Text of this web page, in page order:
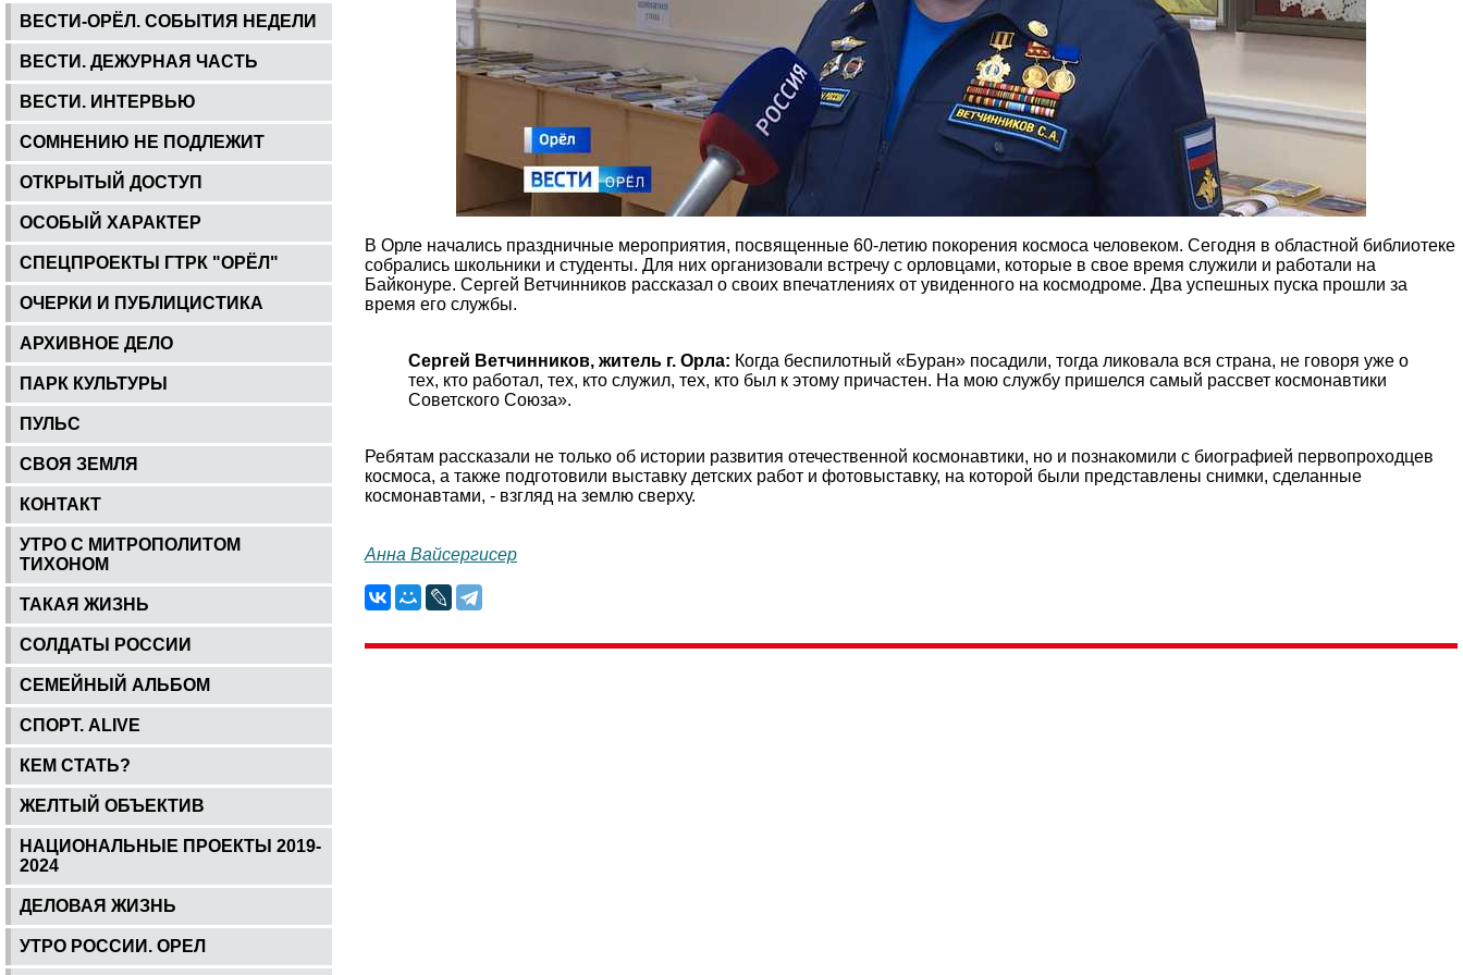
ВЕСТИ-ОРЁЛ. СОБЫТИЯ НЕДЕЛИ
ВЕСТИ. ДЕЖУРНАЯ ЧАСТЬ
ВЕСТИ. ИНТЕРВЬЮ
СОМНЕНИЮ НЕ ПОДЛЕЖИТ
ОТКРЫТЫЙ ДОСТУП
ОСОБЫЙ ХАРАКТЕР
СПЕЦПРОЕКТЫ ГТРК "ОРЁЛ"
ОЧЕРКИ И ПУБЛИЦИСТИКА
АРХИВНОЕ ДЕЛО
ПАРК КУЛЬТУРЫ
ПУЛЬС
СВОЯ ЗЕМЛЯ
КОНТАКТ
УТРО С МИТРОПОЛИТОМ
ТИХОНОМ
ТАКАЯ ЖИЗНЬ
СОЛДАТЫ РОССИИ
СЕМЕЙНЫЙ АЛЬБОМ
СПОРТ. ALIVE
КЕМ СТАТЬ?
ЖЕЛТЫЙ ОБЪЕКТИВ
НАЦИОНАЛЬНЫЕ ПРОЕКТЫ 2019-
2024
ДЕЛОВАЯ ЖИЗНЬ
УТРО РОССИИ. ОРЕЛ
В Орле начались праздничные мероприятия, посвященные 60-летию покорения космоса человеком. Сегодня в областной библиотеке
собрались школьники и студенты. Для них организовали встречу с орловцами, которые в свое время служили и работали на
Байконуре. Сергей Ветчинников рассказал о своих впечатлениях от увиденного на космодроме. Два успешных пуска прошли за
время его службы.
Сергей Ветчинников, житель г. Орла: Когда беспилотный «Буран» посадили, тогда ликовала вся страна, не говоря уже о
тех, кто работал, тех, кто служил, тех, кто был к этому причастен. На мою службу пришелся самый рассвет космонавтики
Советского Союза».
Ребятам рассказали не только об истории развития отечественной космонавтики, но и познакомили с биографией первопроходцев
космоса, а также подготовили выставку детских работ и фотовыставку, на которой были представлены снимки, сделанные
космонавтами, - взгляд на землю сверху.
Анна Вайсергисер